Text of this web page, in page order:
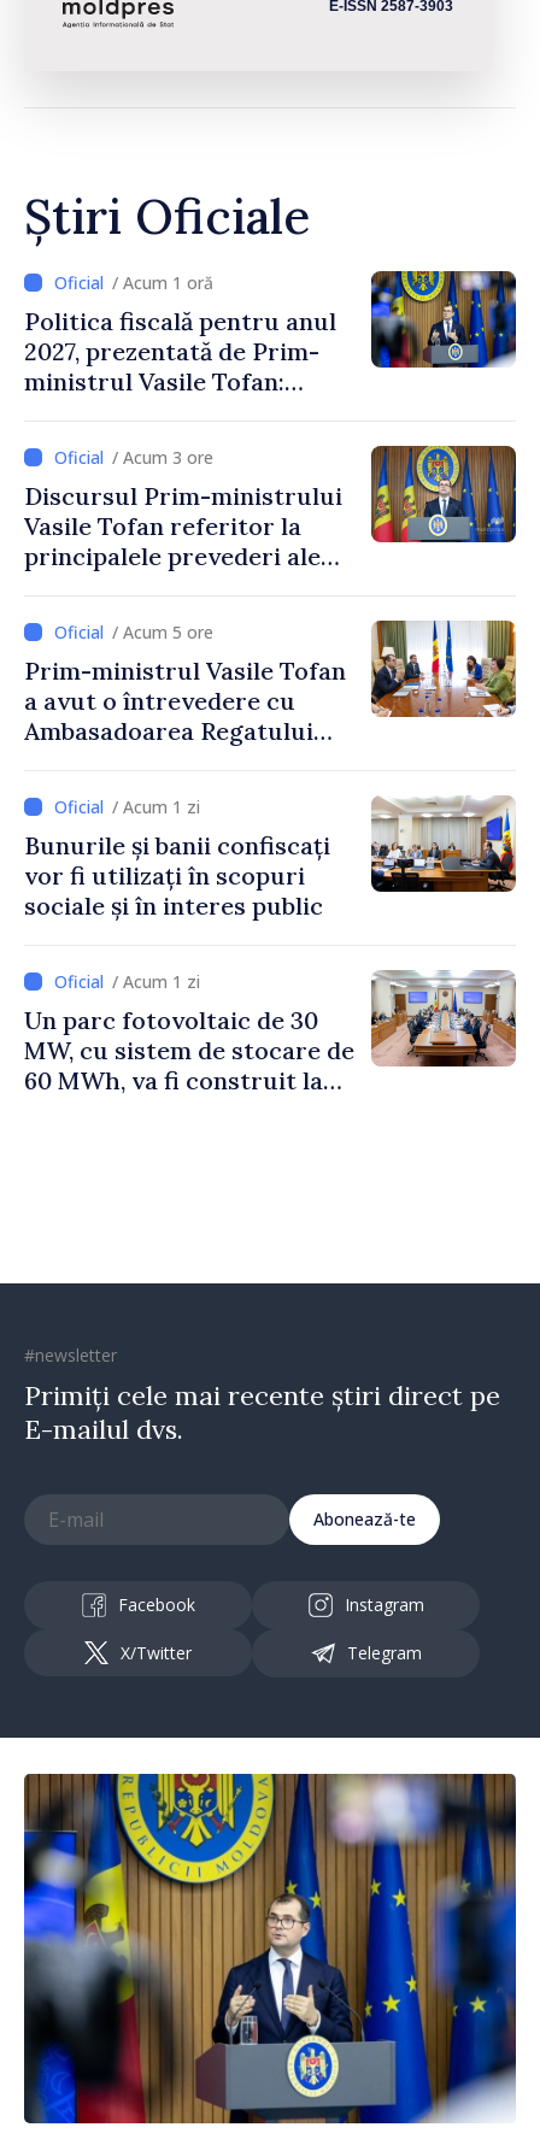
E-ISSN 2587-3903
Știri Oficiale
/ Acum 1 oră
Politica fiscală pentru anul
2027, prezentată de Prim-
ministrul Vasile Tofan:
stimularea investițiilor și o
taxare mai echitabilă
/ Acum 3 ore
Discursul Prim-ministrului
Vasile Tofan referitor la
principalele prevederi ale
2027
/ Acum 5 ore
Prim-ministrul Vasile Tofan
a avut o întrevedere cu
Ambasadoarea Regatului
Irlandei de Nord, Fern
Horine / Acum 1 zi
Bunurile și banii confiscați
vor fi utilizați în scopuri
sociale și în interes public
/ Acum 1 zi
Un parc fotovoltaic de 30
MW, cu sistem de stocare de
60 MWh, va fi construit la
#newsletter
Primiți cele mai recente știri direct pe
E-mailul dvs.
Abonează-te
Facebook Instagram
X/Twitter Telegram